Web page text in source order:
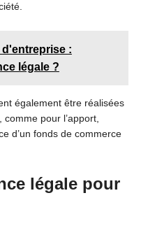
:
légale ?
également être réalisées
pour l’apport,
d’un fonds de commerce
légale pour